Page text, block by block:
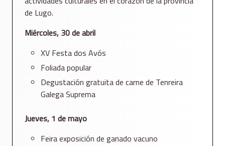
de Lugo.
Miércoles, 30 de abril
XV Festa dos Avós
Foliada popular
Degustación gratuita de carne de Tenreira
Galega Suprema
Jueves, 1 de mayo
Feira exposición de ganado vacuno